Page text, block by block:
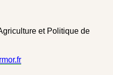
et Politique de